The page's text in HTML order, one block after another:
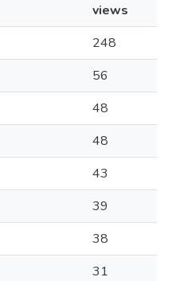
views
248
56
48
48
43
39
38
31